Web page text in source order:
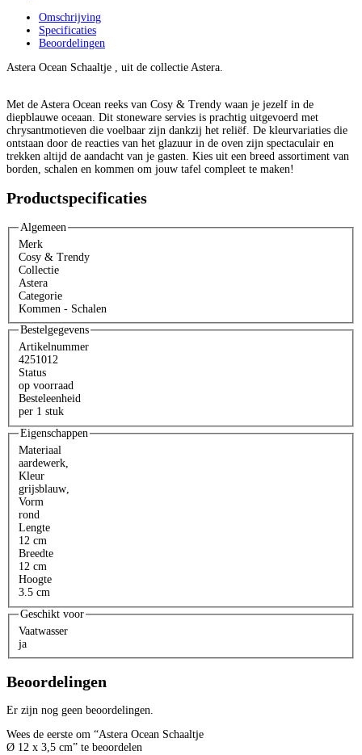
aantal
Omschrijving
Specificaties
Beoordelingen
Astera Ocean Schaaltje , uit de collectie Astera.
Met de Astera Ocean reeks van Cosy & Trendy waan je jezelf in de
diepblauwe oceaan. Dit stoneware servies is prachtig uitgevoerd met
chrysantmotieven die voelbaar zijn dankzij het reliëf. De kleurvariaties die
ontstaan door de reacties van het glazuur in de oven zijn spectaculair en
trekken altijd de aandacht van je gasten. Kies uit een breed assortiment van
borden, schalen en kommen om jouw tafel compleet te maken!
Productspecificaties
Algemeen
Merk
Cosy & Trendy
Collectie
Astera
Categorie
Kommen - Schalen
Bestelgegevens
Artikelnummer
4251012
Status
op voorraad
Besteleenheid
per 1 stuk
Eigenschappen
Materiaal
aardewerk,
Kleur
grijsblauw,
Vorm
rond
Lengte
12 cm
Breedte
12 cm
Hoogte
3.5 cm
Geschikt voor
Vaatwasser
ja
Beoordelingen
Er zijn nog geen beoordelingen.
Wees de eerste om “Astera Ocean Schaaltje
Ø 12 x 3,5 cm” te beoordelen